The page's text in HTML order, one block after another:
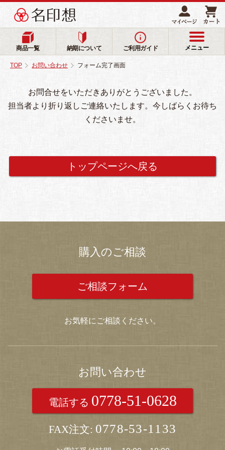
商品一覧 納期について ご利用ガイド メニュー
TOP お問い合わせ フォーム完了画面
お問合せをいただきありがとうございました。
担当者より折り返しご連絡いたします。今しばらくお待ち
くださいませ。
トップページへ戻る
購入のご相談
ご相談フォーム
お気軽にご相談ください。
お問い合わせ
電話する 0778-51-0628
FAX注文: 0778-53-1133